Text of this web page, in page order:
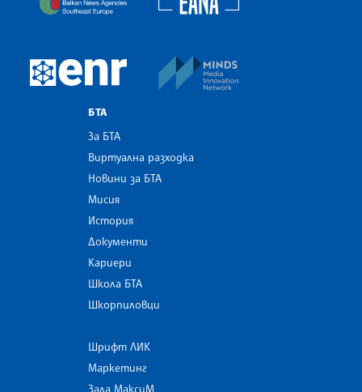
European Newsroom
БТА
За БТА
Виртуална разходка
Новини за БТА
Мисия
История
Документи
Кариери
Школа БТА
Шкорпиловци
Шрифт ЛИК
Маркетинг
Зала МаксиМ